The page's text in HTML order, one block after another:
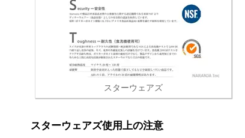
スターウェアズ
スターウェアズ使用上の注意